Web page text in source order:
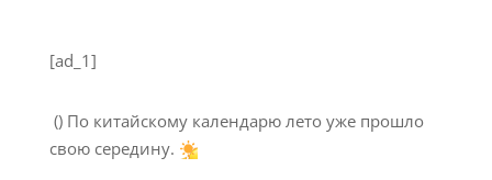
[ad_1]
‍ () По китайскому календарю лето уже прошло
свою середину.